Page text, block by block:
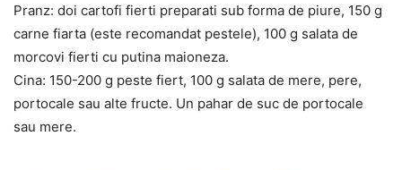
Pranz: doi cartofi fierti preparati sub forma de piure, 150 g
carne fiarta (este recomandat pestele), 100 g salata de
morcovi fierti cu putina maioneza.
Cina: 150-200 g peste fiert, 100 g salata de mere, pere,
portocale sau alte fructe. Un pahar de suc de portocale
sau mere.